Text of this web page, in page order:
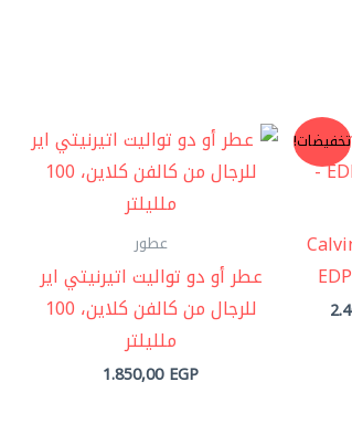
تخفيضات!
السعر
الحالي
هو:
عطور
عطر أو دو تواليت اتيرنيتي اير
للرجال من كالفن كلاين، 100
ملليلتر
1.850,00EGP